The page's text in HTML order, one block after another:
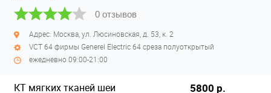
0 отзывов
Адрес: Москва, ул. Люсиновская, д. 53, к. 2
VCT 64 фирмы Generel Electric 64 среза полуоткрытый
ежедневно 09:00-21:00
КТ мягких тканей шеи 5800 р.